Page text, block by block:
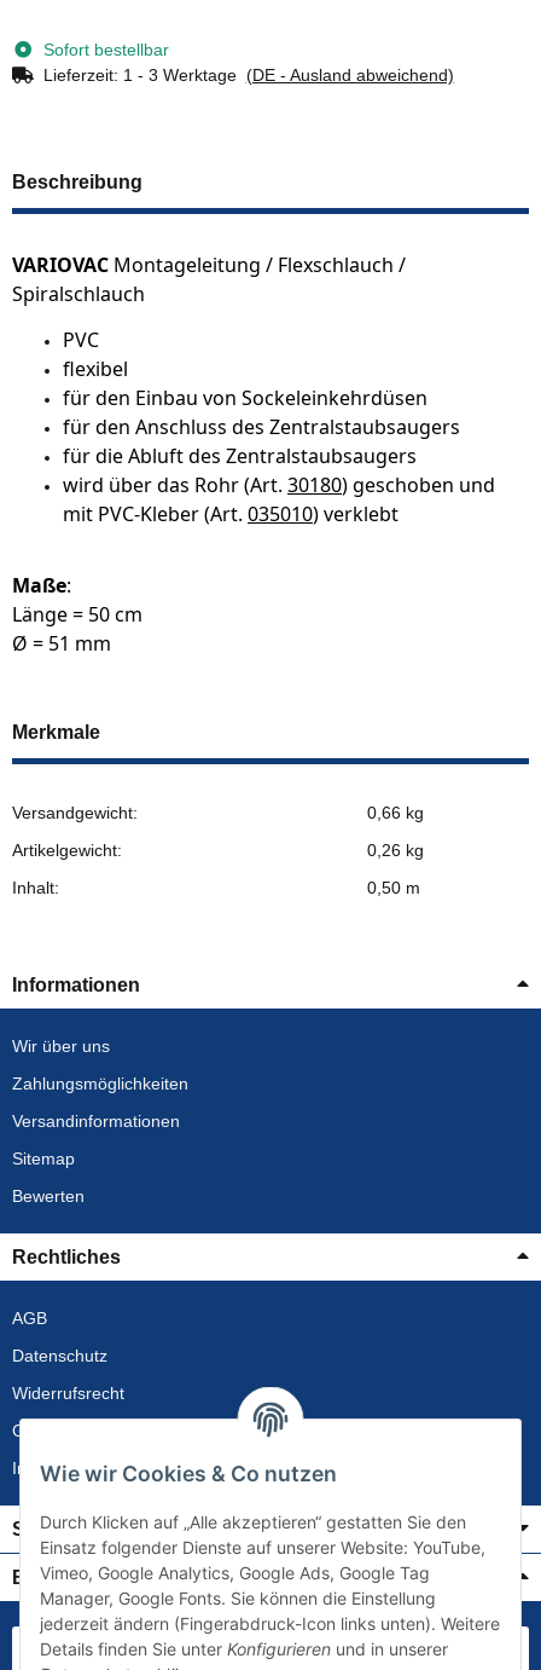
Sofort bestellbar
Lieferzeit: 1 - 3 Werktage (DE - Ausland abweichend)
Beschreibung
VARIOVAC Montageleitung / Flexschlauch /
Spiralschlauch
PVC
flexibel
für den Einbau von Sockeleinkehrdüsen
für den Anschluss des Zentralstaubsaugers
für die Abluft des Zentralstaubsaugers
wird über das Rohr (Art. 30180) geschoben und
mit PVC-Kleber (Art. 035010) verklebt
Maße:
Länge = 50 cm
Ø = 51 mm
Merkmale
Versandgewicht:
0,66 kg
Artikelgewicht:
0,26 kg
Inhalt:
0,50 m
Informationen
Wir über uns
Zahlungsmöglichkeiten
Versandinformationen
Sitemap
Bewerten
Rechtliches
AGB
Datenschutz
Widerrufsrecht
Gewährleistung
Impressum
Service
Bezahlung & Versand
Wie wir Cookies & Co nutzen
Durch Klicken auf „Alle akzeptieren“ gestatten Sie den
Einsatz folgender Dienste auf unserer Website: YouTube,
Vimeo, Google Analytics, Google Ads, Google Tag
Manager, Google Fonts. Sie können die Einstellung
jederzeit ändern (Fingerabdruck-Icon links unten). Weitere
Details finden Sie unter Konfigurieren und in unserer